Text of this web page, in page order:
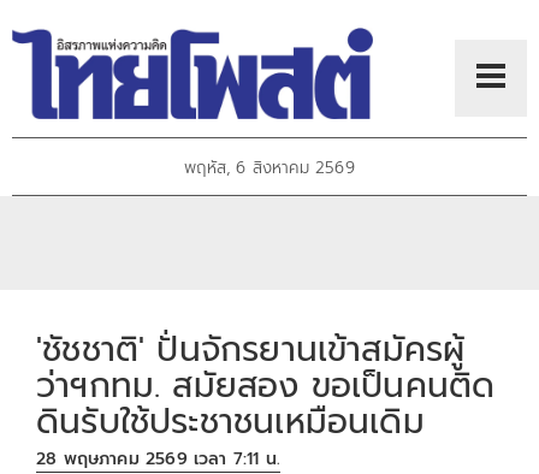
พฤหัส, 6 สิงหาคม 2569
'ชัชชาติ' ปั่นจักรยานเข้าสมัครผู้
ว่าฯกทม. สมัยสอง ขอเป็นคนติด
ดินรับใช้ประชาชนเหมือนเดิม
28 พฤษภาคม 2569 เวลา 7:11 น.